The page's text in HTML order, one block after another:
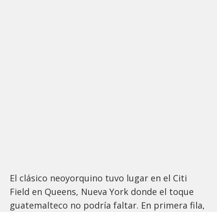
El clásico neoyorquino tuvo lugar en el Citi
Field en Queens, Nueva York donde el toque
guatemalteco no podría faltar. En primera fila,